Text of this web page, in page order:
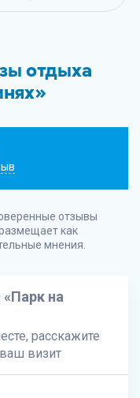
отдыха
отзывы
как
мнения.
на
расскажите
визит